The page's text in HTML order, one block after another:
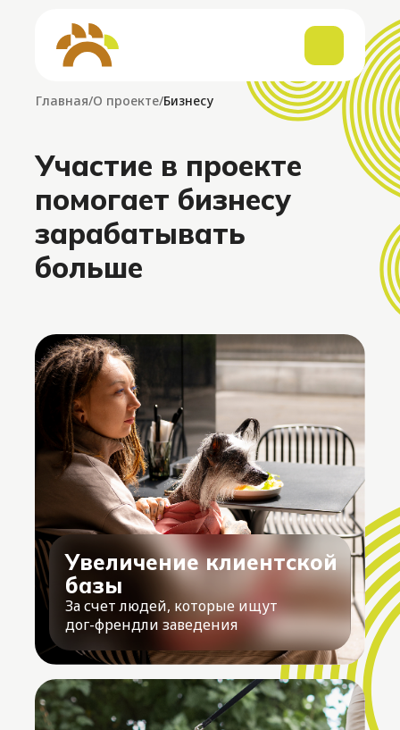
Участие в проекте
помогает бизнесу
зарабатывать
больше
Главная/О проекте/Бизнесу
Увеличение клиентской
базы
За счет людей, которые ищут
дог-френдли заведения